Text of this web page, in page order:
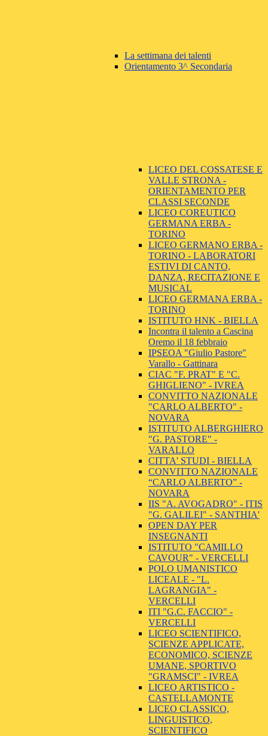
La settimana dei talenti
Orientamento 3^ Secondaria
LICEO DEL COSSATESE E
VALLE STRONA -
ORIENTAMENTO PER
CLASSI SECONDE
LICEO COREUTICO
GERMANA ERBA -
TORINO
LICEO GERMANO ERBA -
TORINO - LABORATORI
ESTIVI DI CANTO,
DANZA, RECITAZIONE E
MUSICAL
LICEO GERMANA ERBA -
TORINO
ISTITUTO HNK - BIELLA
Incontra il talento a Cascina
Oremo il 18 febbraio
IPSEOA "Giulio Pastore"
Varallo - Gattinara
CIAC "F. PRAT" E "C.
GHIGLIENO" - IVREA
CONVITTO NAZIONALE
"CARLO ALBERTO" -
NOVARA
ISTITUTO ALBERGHIERO
"G. PASTORE" -
VARALLO
CITTA' STUDI - BIELLA
CONVITTO NAZIONALE
“CARLO ALBERTO” -
NOVARA
IIS "A. AVOGADRO" - ITIS
"G. GALILEI" - SANTHIA'
OPEN DAY PER
INSEGNANTI
ISTITUTO "CAMILLO
CAVOUR" - VERCELLI
POLO UMANISTICO
LICEALE - "L.
LAGRANGIA" -
VERCELLI
ITI "G.C. FACCIO" -
VERCELLI
LICEO SCIENTIFICO,
SCIENZE APPLICATE,
ECONOMICO, SCIENZE
UMANE, SPORTIVO
"GRAMSCI" - IVREA
LICEO ARTISTICO -
CASTELLAMONTE
LICEO CLASSICO,
LINGUISTICO,
SCIENTIFICO